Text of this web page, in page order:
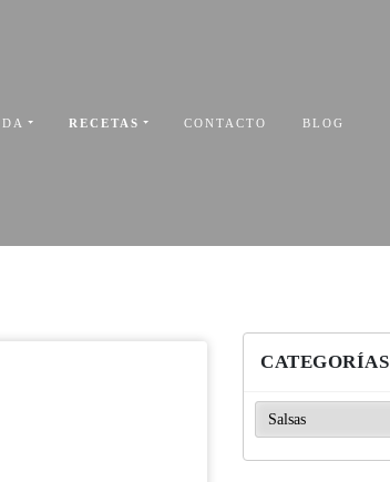
RECETAS CONTACTO BLOG
CATEGORÍAS
Categorías